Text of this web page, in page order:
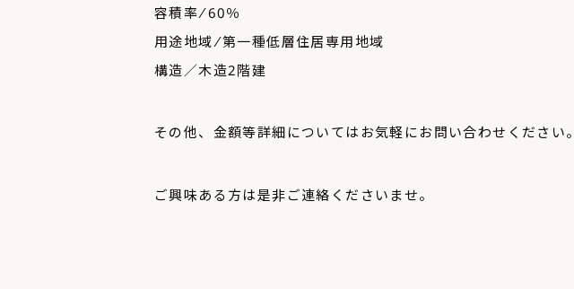
容積率/60％
用途地域/第一種低層住居専用地域
構造／木造2階建
その他、金額等詳細についてはお気軽にお問い合わせください。
ご興味ある方は是非ご連絡くださいませ。